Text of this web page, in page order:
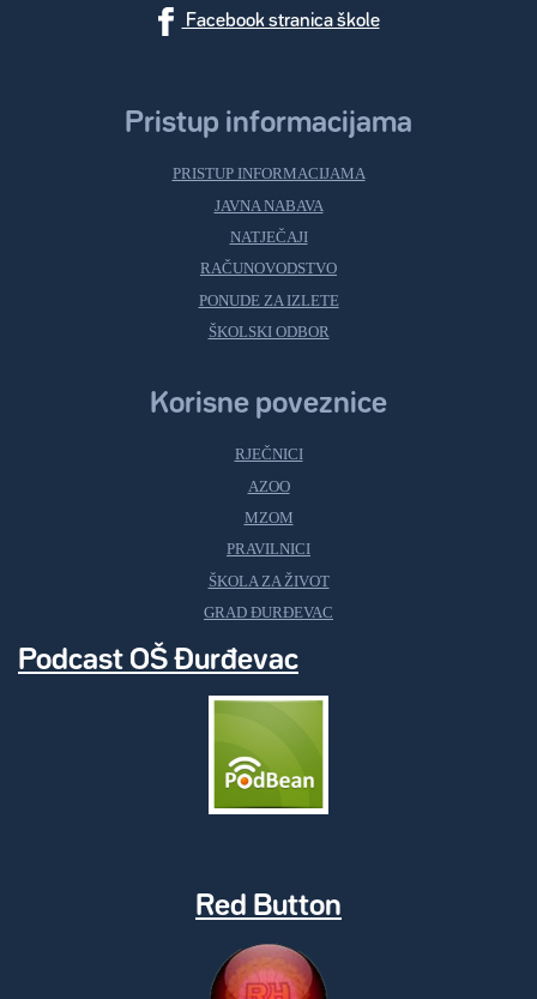
Facebook stranica škole
Pristup informacijama
PRISTUP INFORMACIJAMA
JAVNA NABAVA
NATJEČAJI
RAČUNOVODSTVO
PONUDE ZA IZLETE
ŠKOLSKI ODBOR
Korisne poveznice
RJEČNICI
AZOO
MZOM
PRAVILNICI
ŠKOLA ZA ŽIVOT
GRAD ĐURĐEVAC
Podcast OŠ Đurđevac
Red Button